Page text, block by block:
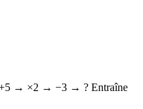
+5 → ×2 → −3 → ? Entraîne